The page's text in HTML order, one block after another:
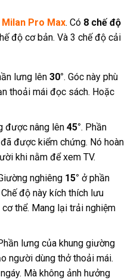
Pro Max. Có 8 chế độ
độ cơ bản. Và 3 chế độ cải
lưng lên 30°. Góc này phù
thoải mái đọc sách. Hoặc
được nâng lên 45°. Phần
đã được kiểm chứng. Nó hoàn
khi nằm để xem TV.
nghiêng 15° ở phần
Chế độ này kích thích lưu
thể. Mang lại trải nghiệm
lưng của khung giường
người dùng thở thoải mái.
Mà không ảnh hưởng